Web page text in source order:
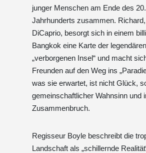
junger Menschen am Ende des 20.
Jahrhunderts zusammen.
DiCaprio, besorgt sich in einem
Bangkok eine Karte der legendären
„verborgenen Insel“ und macht
Freunden auf den Weg ins
was sie erwartet, ist nicht Glück,
gemeinschaftlicher Wahnsinn und
Zusammenbruch.
Regisseur Boyle beschreibt die
Landschaft als „schillernde